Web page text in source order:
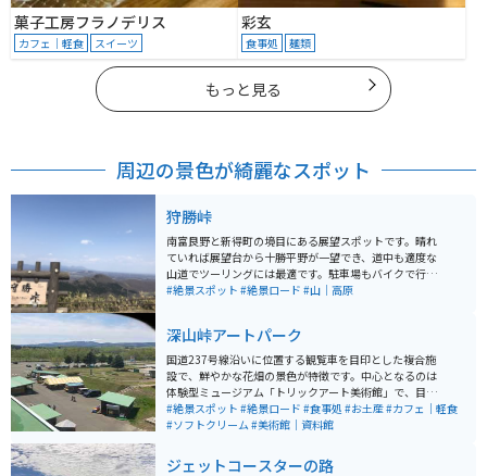
菓子工房フラノデリス
カフェ｜軽食 スイーツ
彩玄
食事処 麺類
もっと見る
周辺の景色が綺麗なスポット
狩勝峠
南富良野と新得町の境目にある展望スポットです。晴れ
ていれば展望台から十勝平野が一望でき、道中も適度な
山道でツーリングには最適です。駐車場もバイクで行く
分には満杯になることはないので心配いりません。
#絶景スポット #絶景ロード #山｜高原
深山峠アートパーク
国道237号線沿いに位置する観覧車を目印とした複合施
設で、鮮やかな花畑の景色が特徴です。中心となるのは
体験型ミュージアム「トリックアート美術館」で、目の
錯覚を使った平面的なアートが立体的に見える作品が展
示されています。また、地上50メートルの観覧車からは
も「深山物産館」内の「体験コーナー」、地元の食材を
#絶景スポット #絶景ロード #食事処 #お土産#カフェ｜軽食
#ソフトクリーム#美術館｜資料館
ジェットコースターの路